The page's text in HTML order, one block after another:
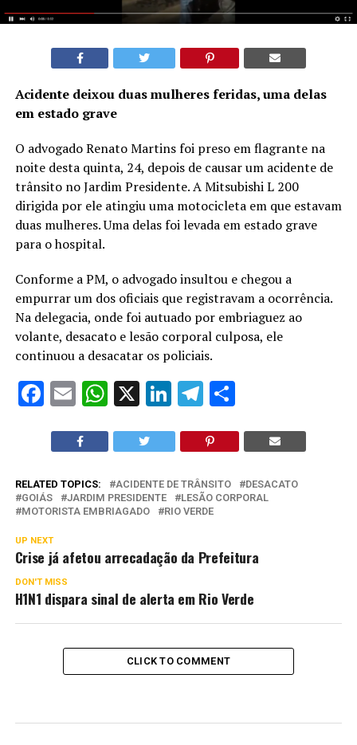
Acidente deixou duas mulheres feridas, uma delas
em estado grave
O advogado Renato Martins foi preso em flagrante na
noite desta quinta, 24, depois de causar um acidente de
trânsito no Jardim Presidente. A Mitsubishi L 200
dirigida por ele atingiu uma motocicleta em que estavam
duas mulheres. Uma delas foi levada em estado grave
para o hospital.
Conforme a PM, o advogado insultou e chegou a
empurrar um dos oficiais que registravam a ocorrência.
Na delegacia, onde foi autuado por embriaguez ao
volante, desacato e lesão corporal culposa, ele
continuou a desacatar os policiais.
Facebook
EmailWhatsApp
X LinkedIn
Telegram
Share
RELATED TOPICS: ACIDENTE DE TRÂNSITO
DESACATO
GOIÁS
JARDIM PRESIDENTE
LESÃO CORPORAL
MOTORISTA EMBRIAGADO
RIO VERDE
UP NEXT
Crise já afetou arrecadação da Prefeitura
DON'T MISS
H1N1 dispara sinal de alerta em Rio Verde
CLICK TO COMMENT